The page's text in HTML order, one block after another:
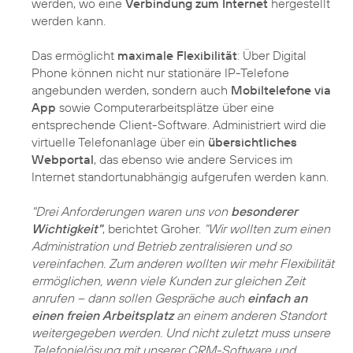
werden kann.
Das ermöglicht maximale Flexibilität: Über Digital
Phone können nicht nur stationäre IP-Telefone
angebunden werden, sondern auch Mobiltelefone via
App sowie Computerarbeitsplätze über eine
entsprechende Client-Software. Administriert wird die
virtuelle Telefonanlage über ein übersichtliches
Webportal, das ebenso wie andere Services im
Internet standortunabhängig aufgerufen werden kann.
"Drei Anforderungen waren uns von besonderer
Wichtigkeit", berichtet Groher. "Wir wollten zum einen
Administration und Betrieb zentralisieren und so
vereinfachen. Zum anderen wollten wir mehr Flexibilität
ermöglichen, wenn viele Kunden zur gleichen Zeit
anrufen – dann sollen Gespräche auch einfach an
einen freien Arbeitsplatzan einem anderen Standort
weitergegeben werden. Und nicht zuletzt muss unsere
Telefonielösung mit unserer CRM-Software und